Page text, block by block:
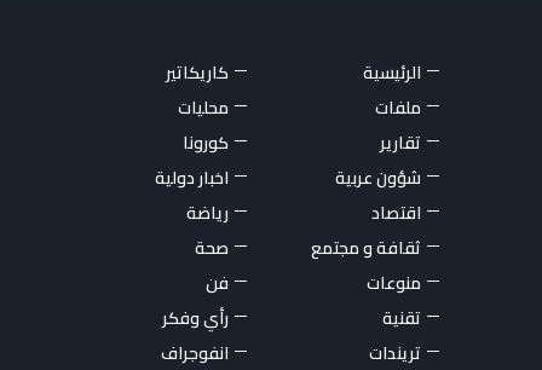
الرئيسية
كاريكاتير
ملفات
محليات
تقارير
كورونا
شؤون عربية
اخبار دولية
اقتصاد
رياضة
ثقافة و مجتمع
صحة
منوعات
فن
تقنية
رأي وفكر
تريندات
انفوجراف